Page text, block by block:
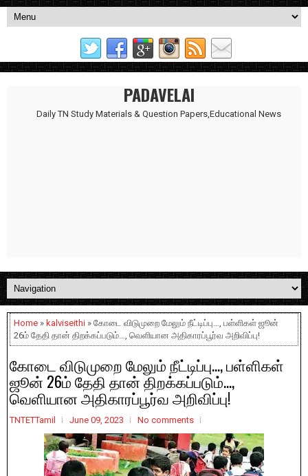
PADAVELAI
Daily TN Study Materials & Question Papers,Educational News
Home » kalviseithi » கோடை விடுமுறை மேலும் நீட்டிப்பு…, பள்ளிகள் ஜூன்
26ம் தேதி தான் திறக்கப்படும்…, வெளியான அதிகாரப்பூர்வ அறிவிப்பு!
கோடை விடுமுறை மேலும் நீட்டிப்பு…, பள்ளிகள்
ஜூன் 26ம் தேதி தான் திறக்கப்படும்…,
வெளியான அதிகாரப்பூர்வ அறிவிப்பு!
TNTETTamil June 09, 2023 No comments